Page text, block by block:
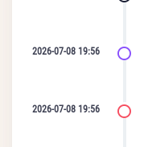
2026-07-08 19:56
2026-07-08 19:56